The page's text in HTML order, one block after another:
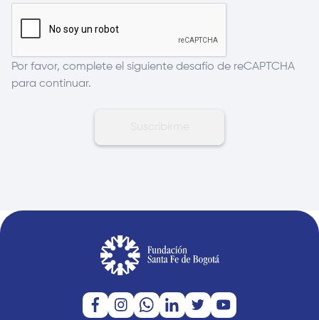
Por favor, complete el siguiente desafío de reCAPTCHA
para continuar.